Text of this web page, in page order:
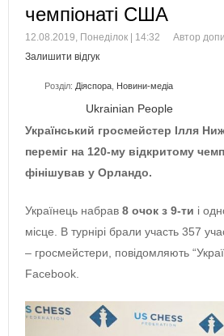
чемпіонаті США
12.08.2019, Понеділок | 14:32 Автор
Залишити відгук
Розділ: Діяспора Новини-медіа
Ukrainian People
Український гросмейстер Ілля
переміг на 120-му відкритому
фінішував у Орландо.
Українець набрав 8 очок з 9-ти і
місце. В турнірі брали участь 357
– гросмейстери, повідомляють
Facebook.